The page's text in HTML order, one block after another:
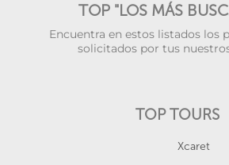
TOP "LOS MÁS
Encuentra en estos listados los
solicitados por tus
TOP TOURS
Xcaret